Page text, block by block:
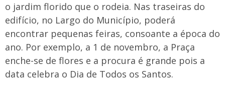
o jardim florido que o rodeia. Nas traseiras do
edifício, no Largo do Município, poderá
encontrar pequenas feiras, consoante a época do
ano. Por exemplo, a 1 de novembro, a Praça
enche-se de flores e a procura é grande pois a
data celebra o Dia de Todos os Santos.